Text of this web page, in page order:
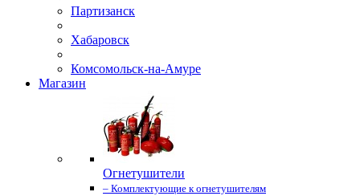
Партизанск
Хабаровск
Комсомольск-на-Амуре
Магазин
Огнетушители
– Комплектующие к огнетушителям